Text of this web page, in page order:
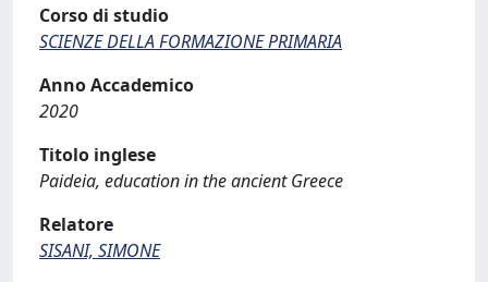
Corso di studio
SCIENZE DELLA FORMAZIONE PRIMARIA
Anno Accademico
2020
Titolo inglese
Paideia, education in the ancient Greece
Relatore
SISANI, SIMONE